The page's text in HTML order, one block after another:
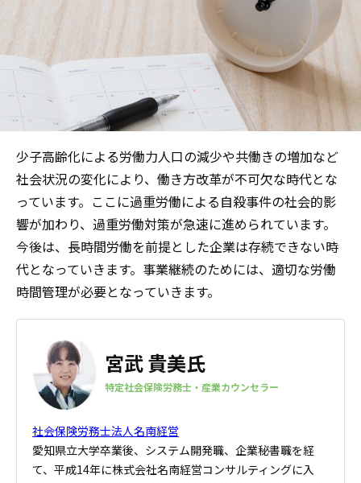
少子高齢化による労働力人口の減少や共働きの増加など
社会状況の変化により、働き方改革が不可欠な時代とな
っています。ここに過重労働による自殺事件の社会的影
響が加わり、過重労働対策が急速に進められています。
今後は、長時間労働を前提とした企業は存続できない時
代となっていきます。事業継続のためには、適切な労働
時間管理が必要となっていきます。
宮武 貴美氏
特定社会保険労務士・産業カウンセラー
社会保険労務士法人名南経営
愛知県立大学卒業後、システム開発職、企業秘書職を経
て、平成14年に株式会社名南経営コンサルティングに入